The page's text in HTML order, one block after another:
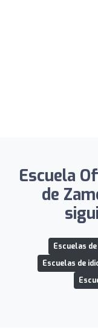
Escuela
de
Escuelas
Escuelas de